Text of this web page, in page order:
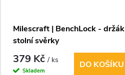
Milescraft | BenchLock - držák
stolní svěrky
379 Kč/ ks
Skladem
DO KOŠÍKU